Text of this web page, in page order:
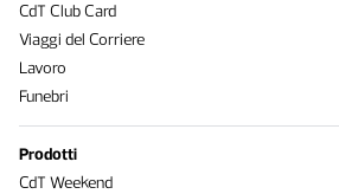
CdT Club Card
Viaggi del Corriere
Lavoro
Funebri
Prodotti
CdT Weekend